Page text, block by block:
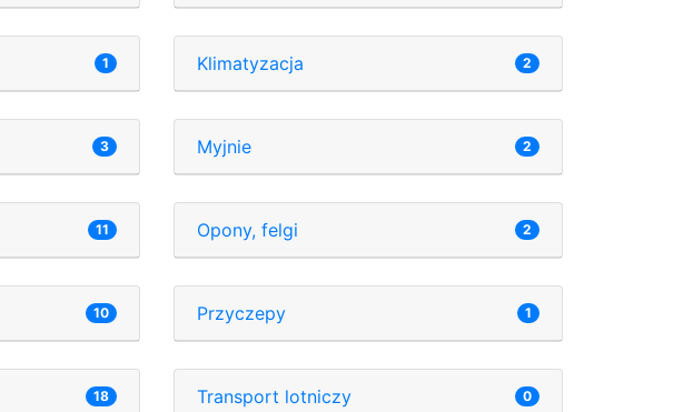
1 Klimatyzacja 2
3 Myjnie 2
11 Opony, felgi 2
10 Przyczepy 1
18 Transport lotniczy 0